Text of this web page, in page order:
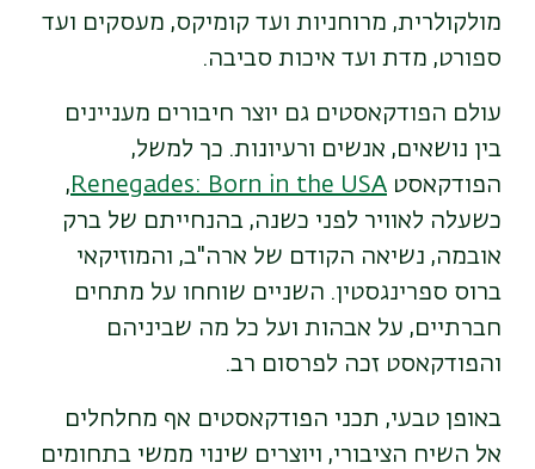
מולקולרית, מרוחניות ועד קומיקס, מעסקים ועד
ספורט, מדת ועד איכות סביבה.
עולם הפודקאסטים גם יוצר חיבורים מעניינים
בין נושאים, אנשים ורעיונות. כך למשל,
הפודקאסט Renegades: Born in the USA
,
כשעלה לאוויר לפני כשנה, בהנחייתם של ברק
אובמה, נשיאה הקודם של ארה"ב, והמוזיקאי
ברוס ספרינגסטין. השניים שוחחו על מתחים
חברתיים, על אבהות ועל כל מה שביניהם
והפודקאסט זכה לפרסום רב.
באופן טבעי, תכני הפודקאסטים אף מחלחלים
אל השיח הציבורי, ויוצרים שינוי ממשי בתחומים